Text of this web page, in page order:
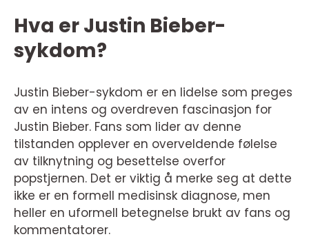
Hva er Justin Bieber-
sykdom?
Justin Bieber-sykdom er en lidelse som preges
av en intens og overdreven fascinasjon for
Justin Bieber. Fans som lider av denne
tilstanden opplever en overveldende følelse
av tilknytning og besettelse overfor
popstjernen. Det er viktig å merke seg at dette
ikke er en formell medisinsk diagnose, men
heller en uformell betegnelse brukt av fans og
kommentatorer.